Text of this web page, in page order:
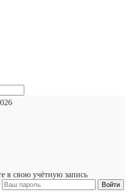
в свою учётную запись